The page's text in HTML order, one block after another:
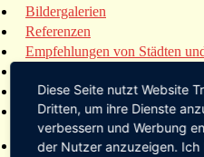
Bildergalerien
Referenzen
Empfehlungen von Städten
Links
Kontakt
Startseite
Diese Seite nutzt Website
Dritten, um ihre Dienste
verbessern und Werbung
der Nutzer anzuzeigen.